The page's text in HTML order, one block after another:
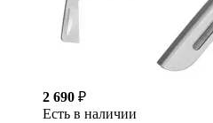
2 690 ₽
Есть в наличии